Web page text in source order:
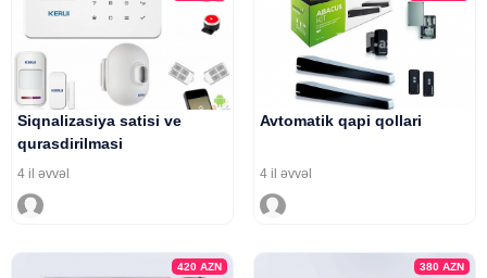
Siqnalizasiya satisi ve
qurasdirilmasi
4 il əvvəl
Avtomatik qapi qollari
4 il əvvəl
420AZN 380 AZN